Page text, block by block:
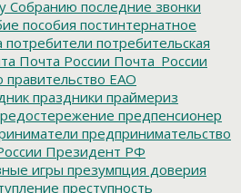
Собранию последние звонки
пособия постинтернатное
потребители потребительская
Почта России Почта_России
правительство ЕАО
праздники праймериз
предпенсионер
предпринимательство
Президент РФ
игры презумпция доверия
преступность